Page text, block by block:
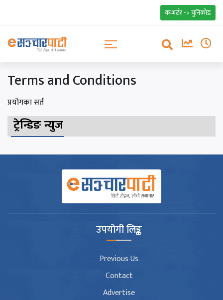
कन्भर्टर -> युनिकोड
Terms and Conditions
प्रयोगका सर्त
ट्रेन्डिङ न्युज
उपयोगी लिङ्क
Previous Us
Contact
Advertise